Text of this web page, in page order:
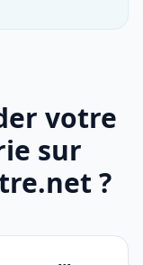
votre
sur
?